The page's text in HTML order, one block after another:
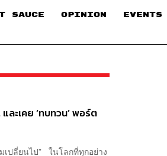
SAUCE​ OPINION EVENTS
ละเคย ‘ทบทวน’ พอร์ต
เปลี่ยนไป” ในโลกที่ทุกอย่าง